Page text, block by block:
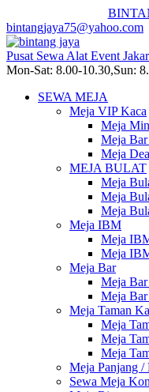
bintangjaya75@yahoo.com
Pusat Sewa Alat Event
Mon-Sat: 8.00-10.30,Sun:
SEWA MEJA
Meja VIP Kaca
Meja
Meja
Meja
MEJA BULAT
Meja
Meja
Meja
Meja IBM
Meja
Meja
Meja Bar
Meja
Meja
Meja Taman
Meja
Meja
Meja
Meja Panjang /
Sewa Meja